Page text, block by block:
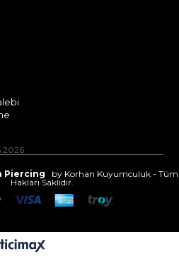
Piercing by Korhan Kuyumculuk - Tüm
Hakları Saklıdır.